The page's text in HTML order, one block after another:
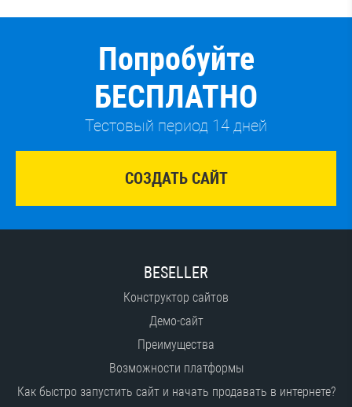
Попробуйте
БЕСПЛАТНО
Тестовый период 14 дней
СОЗДАТЬ САЙТ
BESELLER
Конструктор сайтов
Демо-сайт
Преимущества
Возможности платформы
Как быстро запустить сайт и начать продавать в интернете?